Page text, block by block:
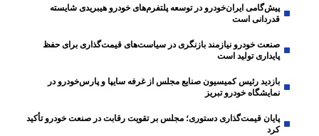
پیش‌گامی ایران‌خودرو در توسعه پلتفرم‌های خودرو هیبریدی شایسته
قدردانی است
صنعت خودرو نیازمند بازنگری در سیاست‌های قیمت‌گذاری برای حفظ
پایداری تولید است
بازدید رئیس کمیسیون صنایع مجلس از غرفه سایپا و پارس‌خودرو در
نمایشگاه خودرو تبریز
پایان قیمت‌گذاری دستوری؛ مجلس بر تقویت رقابت در صنعت خودرو تأکید
کرد